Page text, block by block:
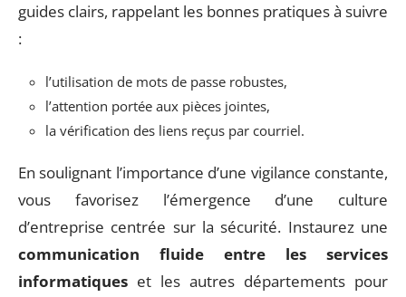
guides clairs, rappelant les bonnes pratiques à suivre
:
l’utilisation de mots de passe robustes,
l’attention portée aux pièces jointes,
la vérification des liens reçus par courriel.
En soulignant l’importance d’une vigilance constante,
vous favorisez l’émergence d’une culture
d’entreprise centrée sur la sécurité. Instaurez une
communication fluide entre les services
informatiques et les autres départements pour